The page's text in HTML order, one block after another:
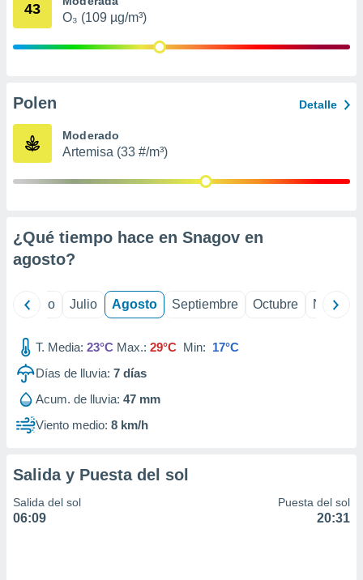
publicidad
de
1199
43
O₃ (109 µg/m³)
Polen Detalle
Moderado
Artemisa (33 #/m³)
¿Qué tiempo hace en Snagov en
agosto?
Junio Julio Agosto Septiembre Octubre
T. Media: 23°C Max.: 29°C Min: 17°C
Días de lluvia: 7 días
Acum. de lluvia: 47 mm
Viento medio: 8 km/h
Salida y Puesta del sol
Salida del sol
06:09
Puesta del sol
20:31